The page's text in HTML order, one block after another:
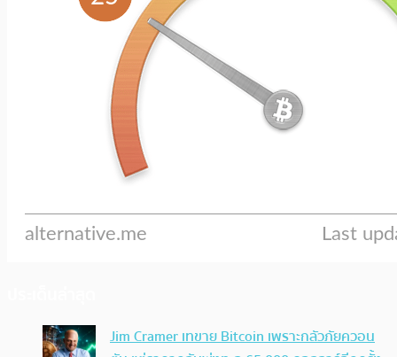
Jim Cramer เทขาย Bitcoin เพราะกลัวภัยควอน